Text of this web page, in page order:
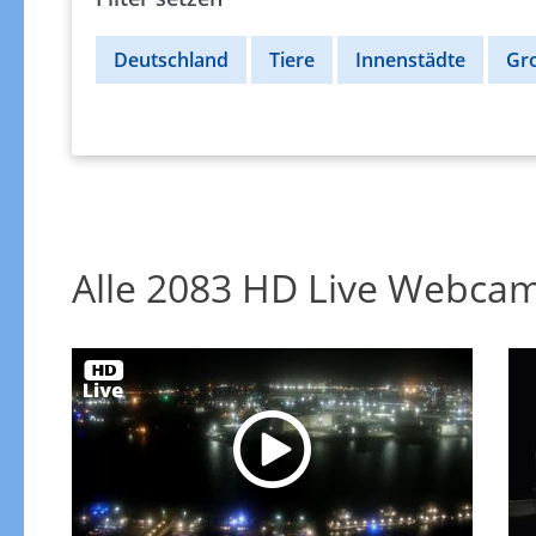
Alle 2083 HD Live